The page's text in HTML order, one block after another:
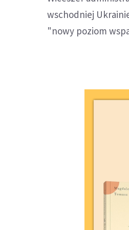
wschodniej
"nowy poziom